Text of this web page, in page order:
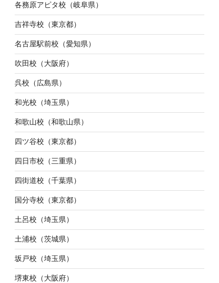
各務原アピタ校（岐阜県）
吉祥寺校（東京都）
名古屋駅前校（愛知県）
吹田校（大阪府）
呉校（広島県）
和光校（埼玉県）
和歌山校（和歌山県）
四ツ谷校（東京都）
四日市校（三重県）
四街道校（千葉県）
国分寺校（東京都）
土呂校（埼玉県）
土浦校（茨城県）
坂戸校（埼玉県）
堺東校（大阪府）